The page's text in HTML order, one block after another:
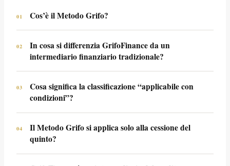
01 Cos’è il Metodo Grifo?
applica prima di proporre qualsiasi soluzione finanziaria. Si
articola in cinque fasi sequenziali — dall’identificazione del
problema alla chiusura della pratica — e produce sempre
applicabile con condizioni, oppure non applicabile con
indicazione di alternative.
02
In cosa si differenzia GrifoFinance da un
intermediario finanziario tradizionale?
dalla situazione reale del cliente. La pre-qualifica oggettiva
avviene prima di avviare qualsiasi richiesta formale:
questo evita di aprire pratiche su posizioni che non
documentazione inutile.
03
Cosa significa la classificazione “applicabile con
condizioni”?
esistono elementi specifici da risolvere prima di procedere.
In questo caso il cliente riceve un piano concreto per
rimuovere le condizioni ostative — non un generico rinvio,
04
Il Metodo Grifo si applica solo alla cessione del
quinto?